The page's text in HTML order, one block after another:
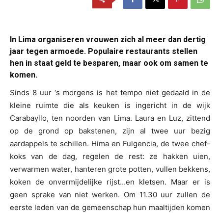
In Lima organiseren vrouwen zich al meer dan dertig
jaar tegen armoede. Populaire restaurants stellen
hen in staat geld te besparen, maar ook om samen te
komen.
Sinds 8 uur ‘s morgens is het tempo niet gedaald in de
kleine ruimte die als keuken is ingericht in de wijk
Carabayllo, ten noorden van Lima. Laura en Luz, zittend
op de grond op bakstenen, zijn al twee uur bezig
aardappels te schillen. Hima en Fulgencia, de twee chef-
koks van de dag, regelen de rest: ze hakken uien,
verwarmen water, hanteren grote potten, vullen bekkens,
koken de onvermijdelijke rijst…en kletsen. Maar er is
geen sprake van niet werken. Om 11.30 uur zullen de
eerste leden van de gemeenschap hun maaltijden komen